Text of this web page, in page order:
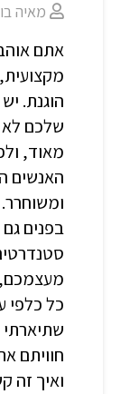
מאיה
אתם
הוגנת.
שלכם לא
מאוד,
האנשים
בפנים גם
מעצמכם,
כל כלפי
חוויתם
ואיך זה